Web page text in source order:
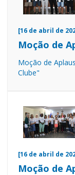
[16 de abril de
Moção de
Moção de
Clube"
[16 de abril de
Moção de